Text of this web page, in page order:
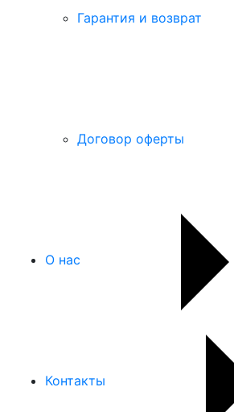
Гарантия и возврат
Договор оферты
О нас
Контакты